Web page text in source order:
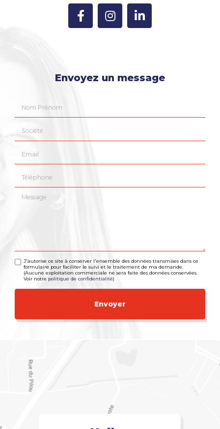
Envoyez un message
Message
J'autorise ce site à conserver l'ensemble des données transmises dans ce
formulaire pour faciliter le suivi et le traitement de ma demande.
(Aucune exploitation commerciale ne sera faite des données conservées.
Voir notre politique de confidentialité)